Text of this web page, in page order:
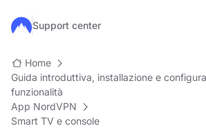
Salta al contenuto principale
Support center
Home
Guida introduttiva, installazione e
funzionalità
App NordVPN
Smart TV e console